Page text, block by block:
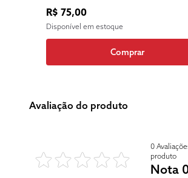
R$ 75,00
Disponível em estoque
Comprar
Avaliação do produto
0
produto
Nota